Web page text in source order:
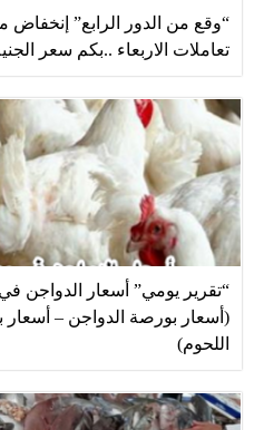
“وقع من الدور الرابع”
تعاملات الاربعاء ..بكم سعر
“تقرير يومي” أسعار الدواجن
(أسعار بورصة الدواجن – أسعار
اللحوم)